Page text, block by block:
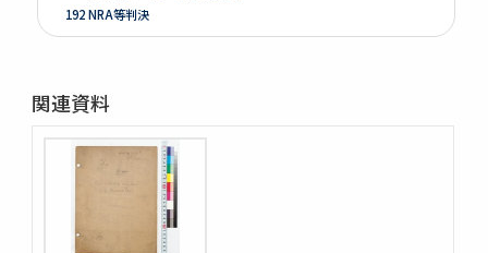
192 NRA等判決
261 Prologue
264 Mitsubishi
275 Phillips Civil War & Reconstruction
278 Turner, FR. J
280 Van Tyne C.H Method of Hist. Research
281 Van Tyne Constitutional Hist.
287 McLaughlin, Reading Notes CONST. H. I.
関連資料